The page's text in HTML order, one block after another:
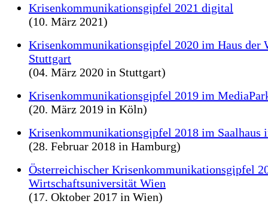
Krisenkommunikationsgipfel 2021 digital
(10. März 2021)
Krisenkommunikationsgipfel 2020 im Haus der
Stuttgart
(04. März 2020 in Stuttgart)
Krisenkommunikationsgipfel 2019 im
(20. März 2019 in Köln)
Krisenkommunikationsgipfel 2018 im Saalhaus
(28. Februar 2018 in Hamburg)
Österreichischer Krisenkommunikationsgipfel
Wirtschaftsuniversität Wien
(17. Oktober 2017 in Wien)